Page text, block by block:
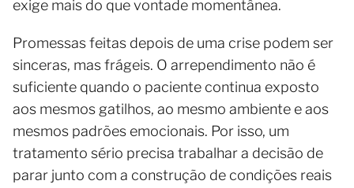
exige mais do que vontade momentânea.
Promessas feitas depois de uma crise podem ser
sinceras, mas frágeis. O arrependimento não é
suficiente quando o paciente continua exposto
aos mesmos gatilhos, ao mesmo ambiente e aos
mesmos padrões emocionais. Por isso, um
tratamento sério precisa trabalhar a decisão de
parar junto com a construção de condições reais